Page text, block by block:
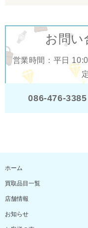
お問い
営業時間：平日
086-476-3385
ホーム
買取品目一覧
店舗情報
お知らせ